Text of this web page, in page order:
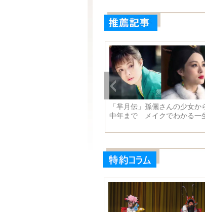
「芈月伝」孫儷さんの少女か
中年まで メイクでわかる一